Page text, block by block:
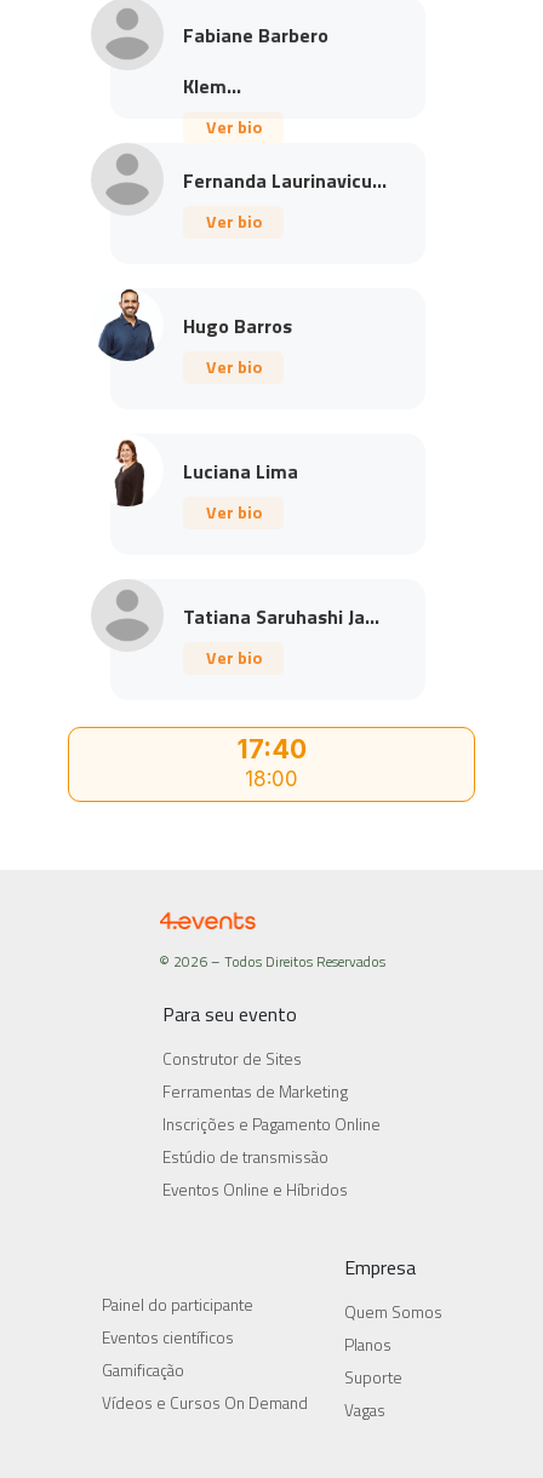
17:40
18:00
Fabiane Barbero
Klem...
Ver bio
Fernanda Laurinavicu...
Ver bio
Hugo Barros
Ver bio
Luciana Lima
Ver bio
Tatiana Saruhashi Ja...
Ver bio
© 2026 – Todos Direitos Reservados
Para seu evento
Construtor de Sites
Ferramentas de Marketing
Inscrições e Pagamento Online
Estúdio de transmissão
Eventos Online e Híbridos
Painel do participante
Eventos científicos
Gamificação
Vídeos e Cursos On Demand
Empresa
Quem Somos
Planos
Suporte
Vagas